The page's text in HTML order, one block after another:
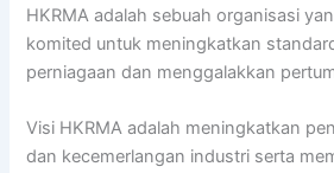
HKRMA adalah sebuah organisasi
komited untuk meningkatkan
perniagaan dan menggalakkan
Visi HKRMA adalah meningkatkan
dan kecemerlangan industri serta